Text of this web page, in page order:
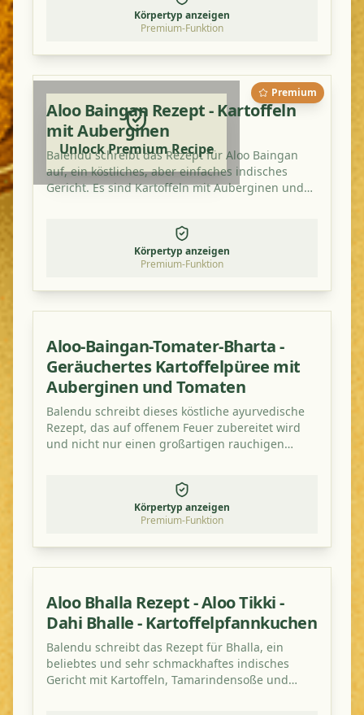
Körpertyp anzeigen
Premium-Funktion
Premium
Unlock Premium Recipe
Aloo Baingan Rezept - Kartoffeln
mit Auberginen
Balendu schreibt das Rezept für Aloo Baingan
auf, ein köstliches, aber einfaches indisches
Gericht. Es sind Kartoffeln mit Auberginen und
Körpertyp anzeigen
Premium-Funktion
Aloo-Baingan-Tomater-Bharta -
Geräuchertes Kartoffelpüree mit
Auberginen und Tomaten
Balendu schreibt dieses köstliche ayurvedische
Rezept, das auf offenem Feuer zubereitet wird
und nicht nur einen großartigen rauchigen
Körpertyp anzeigen
Premium-Funktion
Aloo Bhalla Rezept - Aloo Tikki -
Dahi Bhalle - Kartoffelpfannkuchen
Balendu schreibt das Rezept für Bhalla, ein
beliebtes und sehr schmackhaftes indisches
Gericht mit Kartoffeln, Tamarindensoße und